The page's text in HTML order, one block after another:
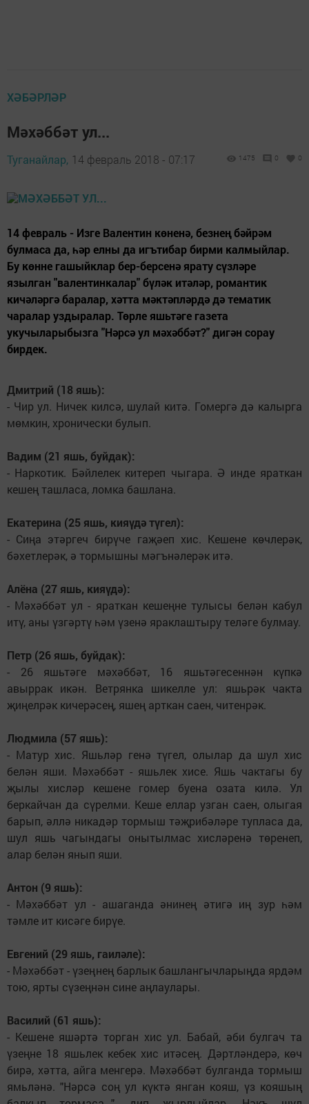
ХӘБӘРЛӘР
Мәхәббәт ул...
Туганайлар, 14 февраль 2018 - 07:17 1475 0 0
14 февраль - Изге Валентин көненә, безнең бәйрәм
булмаса да, һәр елны да игътибар бирми калмыйлар.
Бу көнне гашыйклар бер-берсенә ярату сүзләре
язылган "валентинкалар" бүләк итәләр, романтик
кичәләргә баралар, хәтта мәктәпләрдә дә тематик
чаралар уздыралар. Төрле яшьтәге газета
укучыларыбызга "Нәрсә ул мәхәббәт?" дигән сорау
бирдек.
Дмитрий (18 яшь):
- Чир ул. Ничек килсә, шулай китә. Гомергә дә калырга
мөмкин, хронически булып.
Вадим (21 яшь, буйдак):
- Наркотик. Бәйлелек китереп чыгара. Ә инде яраткан
кешең ташласа, ломка башлана.
Екатерина (25 яшь, кияүдә түгел):
- Сиңа этәргеч бирүче гаҗәеп хис. Кешене көчлерәк,
бәхетлерәк, ә тормышны мәгънәлерәк итә.
Алёна (27 яшь, кияүдә):
- Мәхәббәт ул - яраткан кешеңне тулысы белән кабул
итү, аны үзгәртү һәм үзенә яраклаштыру теләге булмау.
Петр (26 яшь, буйдак):
- 26 яшьтәге мәхәббәт, 16 яшьтәгесеннән күпкә
авыррак икән. Ветрянка шикелле ул: яшьрәк чакта
җиңелрәк кичерәсең, яшең арткан саен, читенрәк.
Людмила (57 яшь):
- Матур хис. Яшьләр генә түгел, олылар да шул хис
белән яши. Мәхәббәт - яшьлек хисе. Яшь чактагы бу
җылы хисләр кешене гомер буена озата килә. Ул
беркайчан да сүрелми. Кеше еллар узган саен, олыгая
барып, әллә никадәр тормыш тәҗрибәләре тупласа да,
шул яшь чагындагы онытылмас хисләренә төренеп,
алар белән янып яши.
Антон (9 яшь):
- Мәхәббәт ул - ашаганда әнинең әтигә иң зур һәм
тәмле ит кисәге бирүе.
Евгений (29 яшь, гаиләле):
- Мәхәббәт - үзеңнең барлык башлангычларыңда ярдәм
тою, ярты сүзеңнән сине аңлаулары.
Василий (61 яшь):
- Кешене яшәртә торган хис ул. Бабай, әби булгач та
үзеңне 18 яшьлек кебек хис итәсең. Дәртләндерә, көч
бирә, хәтта, айга менгерә. Мәхәббәт булганда тормыш
ямьләнә. "Нәрсә соң ул күктә янган кояш, үз кояшың